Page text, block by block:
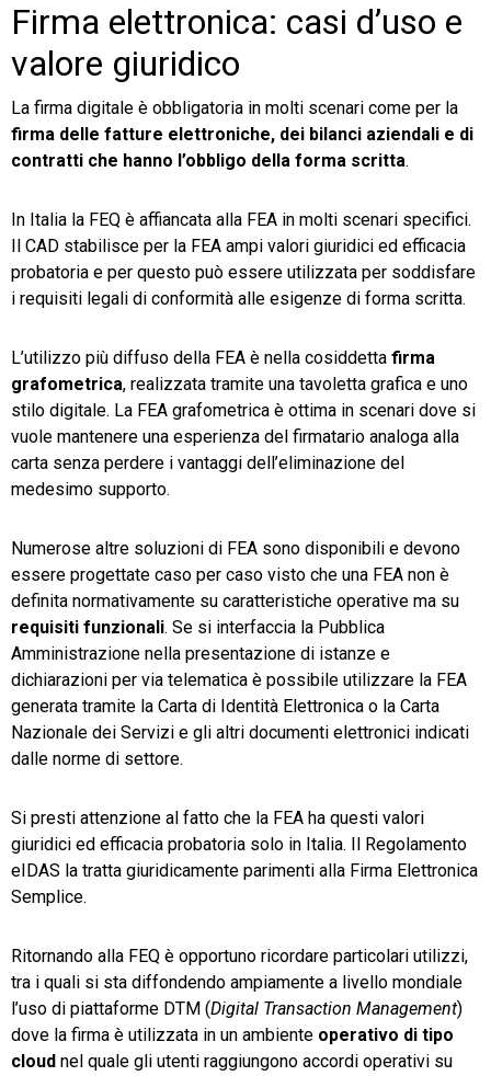
Firma elettronica: casi d’uso e
valore giuridico
La firma digitale è obbligatoria in molti scenari come per la
firma delle fatture elettroniche, dei bilanci aziendali e di
contratti che hanno l’obbligo della forma scritta.
In Italia la FEQ è affiancata alla FEA in molti scenari specifici.
Il CAD stabilisce per la FEA ampi valori giuridici ed efficacia
probatoria e per questo può essere utilizzata per soddisfare
i requisiti legali di conformità alle esigenze di forma scritta.
L’utilizzo più diffuso della FEA è nella cosiddetta firma
grafometrica, realizzata tramite una tavoletta grafica e uno
stilo digitale. La FEA grafometrica è ottima in scenari dove si
vuole mantenere una esperienza del firmatario analoga alla
carta senza perdere i vantaggi dell’eliminazione del
medesimo supporto.
Numerose altre soluzioni di FEA sono disponibili e devono
essere progettate caso per caso visto che una FEA non è
definita normativamente su caratteristiche operative ma su
requisiti funzionali. Se si interfaccia la Pubblica
Amministrazione nella presentazione di istanze e
dichiarazioni per via telematica è possibile utilizzare la FEA
generata tramite la Carta di Identità Elettronica o la Carta
Nazionale dei Servizi e gli altri documenti elettronici indicati
dalle norme di settore.
Si presti attenzione al fatto che la FEA ha questi valori
giuridici ed efficacia probatoria solo in Italia. Il Regolamento
eIDAS la tratta giuridicamente parimenti alla Firma Elettronica
Semplice.
Ritornando alla FEQ è opportuno ricordare particolari utilizzi,
tra i quali si sta diffondendo ampiamente a livello mondiale
l’uso di piattaforme DTM (Digital Transaction Management)
dove la firma è utilizzata in un ambiente operativo di tipo
cloud nel quale gli utenti raggiungono accordi operativi su